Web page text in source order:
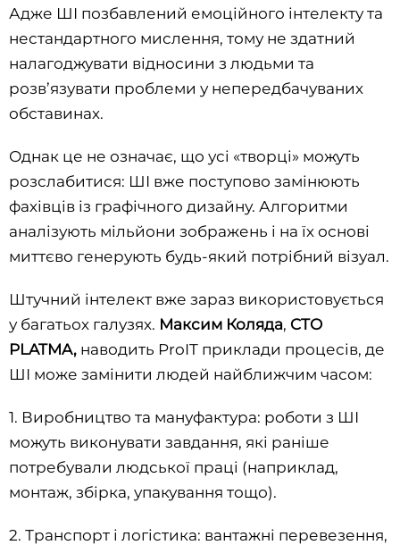
Адже ШІ позбавлений емоційного інтелекту та
нестандартного мислення, тому не здатний
налагоджувати відносини з людьми та
розв’язувати проблеми у непередбачуваних
обставинах.
Однак це не означає, що усі «творці» можуть
розслабитися: ШІ вже поступово замінюють
фахівців із графічного дизайну. Алгоритми
аналізують мільйони зображень і на їх основі
миттєво генерують будь-який потрібний візуал.
Штучний інтелект вже зараз використовується
у багатьох галузях. Максим Коляда, CTO
PLATMA, наводить ProIT приклади процесів, де
ШІ може замінити людей найближчим часом:
1. Виробництво та мануфактура: роботи з ШІ
можуть виконувати завдання, які раніше
потребували людської праці (наприклад,
монтаж, збірка, упакування тощо).
2. Транспорт і логістика: вантажні перевезення,